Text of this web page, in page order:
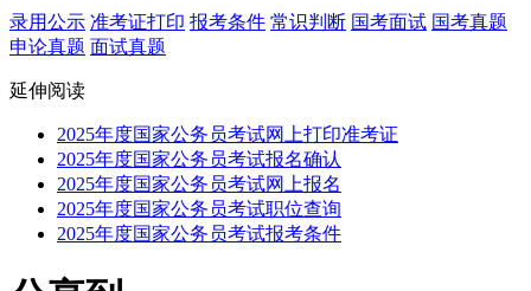
录用公示 准考证打印 报考条件 常识判断 国考面试 国考真题
申论真题 面试真题
延伸阅读
2025年度国家公务员考试网上打印准考证
2025年度国家公务员考试报名确认
2025年度国家公务员考试网上报名
2025年度国家公务员考试职位查询
2025年度国家公务员考试报考条件